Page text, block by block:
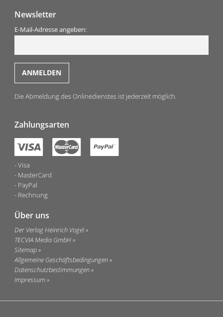
Newsletter
E-Mail-Adresse angeben:
Die Abmeldung des Onlinedienstes ist jederzeit möglich.
Zahlungsarten
Visa
MasterCard
PayPal
Rechnung
Über uns
Der Verlag Heinrich Vogel
TECVIA Media GmbH
Sitemap
Allgemeine Geschäftsbedingungen
Datenschutzbestimmungen
Impressum